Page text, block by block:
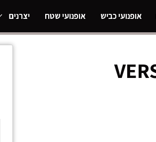
אופנועי כביש אופנועי שטח יצרנים